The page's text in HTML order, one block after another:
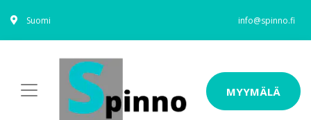
Suomi info@spinno.fi
MYYMÄLÄ